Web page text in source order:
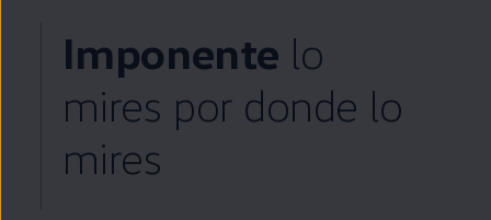
Imponente lo
mires por donde lo
mires